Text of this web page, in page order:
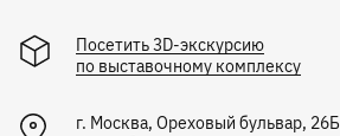
Посетить 3D-экскурсию
по выставочному комплексу
г. Москва, Ореховый бульвар, 26Б